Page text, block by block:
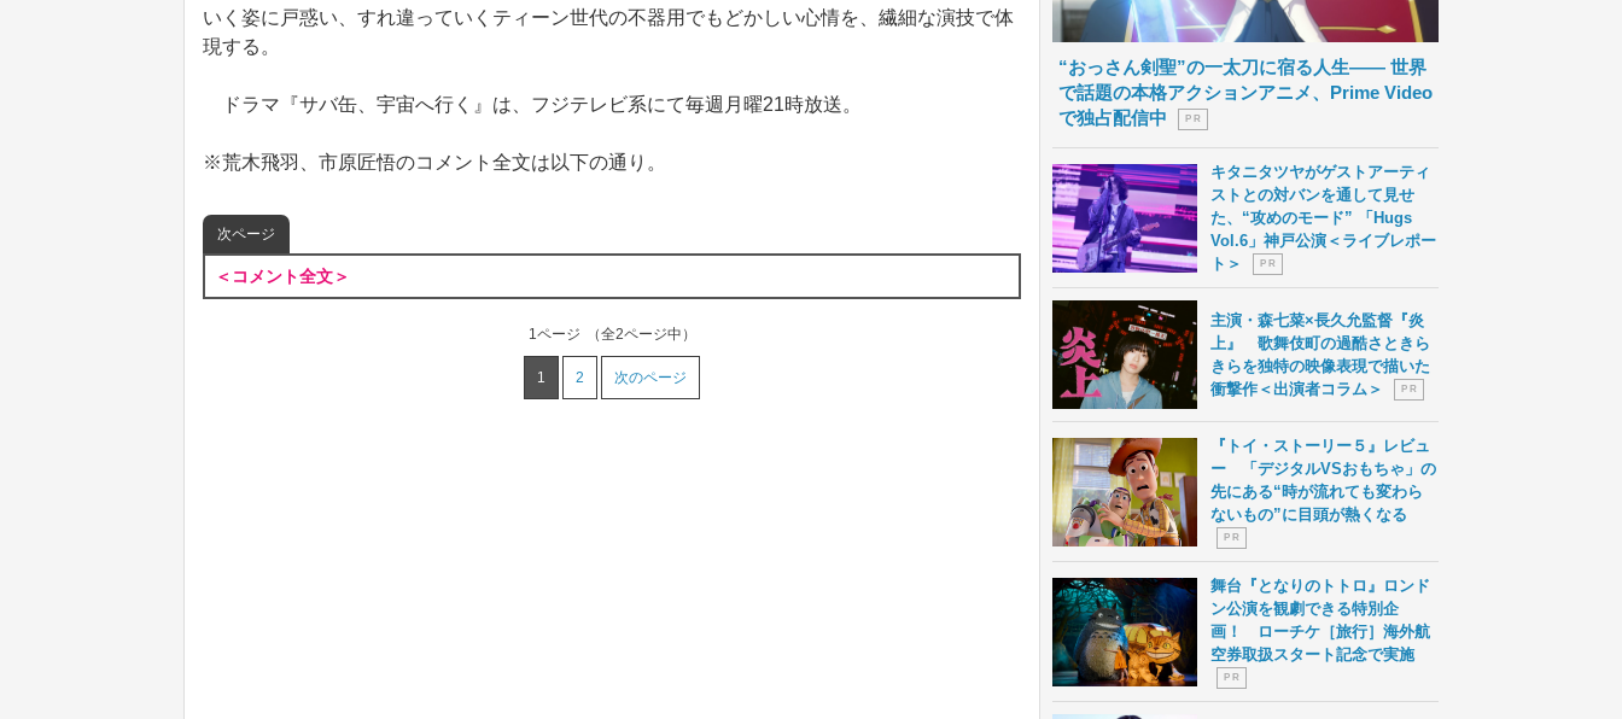
いく姿に戸惑い、すれ違っていくティーン世代の不器用でもどかしい心情を、繊細な演技で体
現する。
ドラマ『サバ缶、宇宙へ行く』は、フジテレビ系にて毎週月曜21時放送。
※荒木飛羽、市原匠悟のコメント全文は以下の通り。
次ページ
＜コメント全文＞
1ページ （全2ページ中）
1 2 次のページ
“おっさん剣聖”の一太刀に宿る人生―― 世界
で話題の本格アクションアニメ、Prime Video
で独占配信中
P R
キタニタツヤがゲストアーティ
ストとの対バンを通して見せ
た、“攻めのモード” 「Hugs
Vol.6」神戸公演＜ライブレポー
ト＞
P R
主演・森七菜×長久允監督『炎
上』 歌舞伎町の過酷さときら
きらを独特の映像表現で描いた
衝撃作＜出演者コラム＞
P R
『トイ・ストーリー５』レビュ
ー 「デジタルVSおもちゃ」の
先にある“時が流れても変わら
ないもの”に目頭が熱くなる
P R
舞台『となりのトトロ』ロンド
ン公演を観劇できる特別企
画！ ローチケ［旅行］海外航
空券取扱スタート記念で実施
P R